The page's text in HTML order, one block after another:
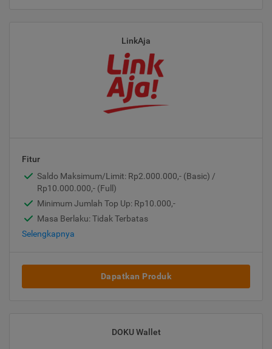
LinkAja
Fitur
Saldo Maksimum/Limit: Rp2.000.000,- (Basic) /
Rp10.000.000,- (Full)
Minimum Jumlah Top Up: Rp10.000,-
Masa Berlaku: Tidak Terbatas
Selengkapnya
Dapatkan Produk
DOKU Wallet